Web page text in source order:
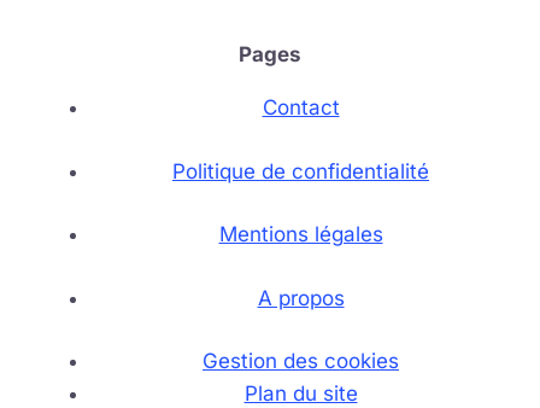
Pages
Contact
Politique de confidentialité
Mentions légales
A propos
Gestion des cookies
Plan du site